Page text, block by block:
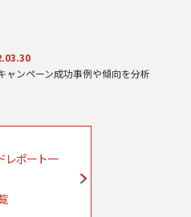
ャンペーン成功事例や傾向を分析
レポート一